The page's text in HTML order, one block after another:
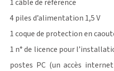
1 câble de référence
4 piles d’alimentation 1,5 V
1 coque de protection en
1 n° de licence pour
postes PC (un accès